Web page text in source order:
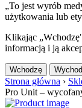
„To jest wyrób
użytkowania lub
Klikając
informacją i ją
Wchodzę
Strona główna ›
Pro Unit –